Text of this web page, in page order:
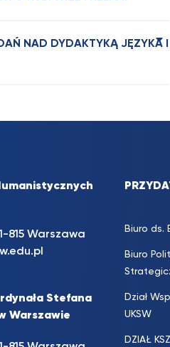
NAD DYDAKTYKĄ JĘZYKA I
815 Warszawa
Stefana
Warszawie
Biuro ds.
Biuro
Dział
UKSW
DZIAŁ